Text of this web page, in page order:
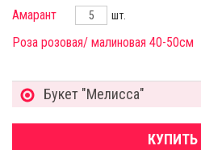
Амарант шт.
Роза розовая/ малиновая 40-50см
Букет "Мелисса"
КУПИТЬ